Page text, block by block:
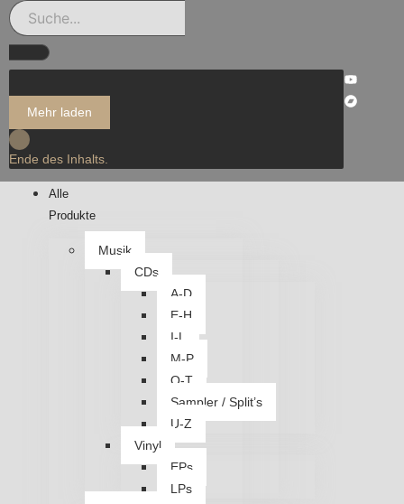
Mehr laden
Ende des Inhalts.
Alle
Produkte
Musik
CDs
A-D
E-H
I-L
M-P
Q-T
Sampler / Split’s
U-Z
Vinyl
EPs
LPs